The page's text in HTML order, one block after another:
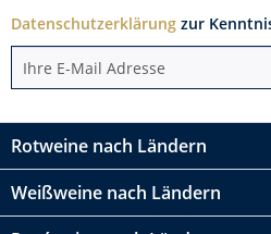
Datenschutzerklärung zur
Rotweine nach Ländern
Weißweine nach Ländern